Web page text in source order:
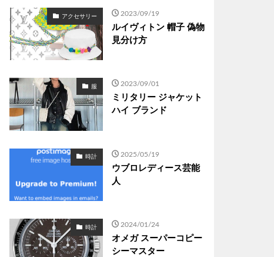
アクセサリー 2023/09/19
ルイヴィトン 帽子 偽物
見分け方
服 2023/09/01
ミリタリー ジャケット
ハイ ブランド
時計 2025/05/19
ウブロレディース芸能
人
時計 2024/01/24
オメガ スーパーコピー
シーマスター